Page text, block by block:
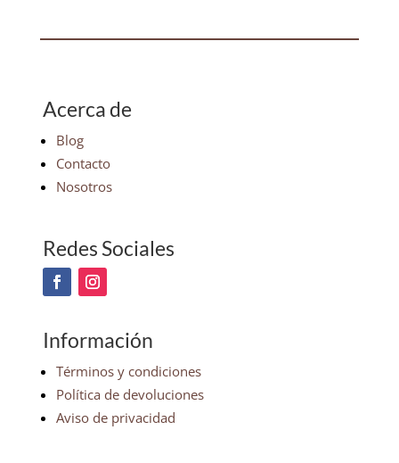
Acerca de
Blog
Contacto
Nosotros
Redes Sociales
Información
Términos y condiciones
Política de devoluciones
Aviso de privacidad